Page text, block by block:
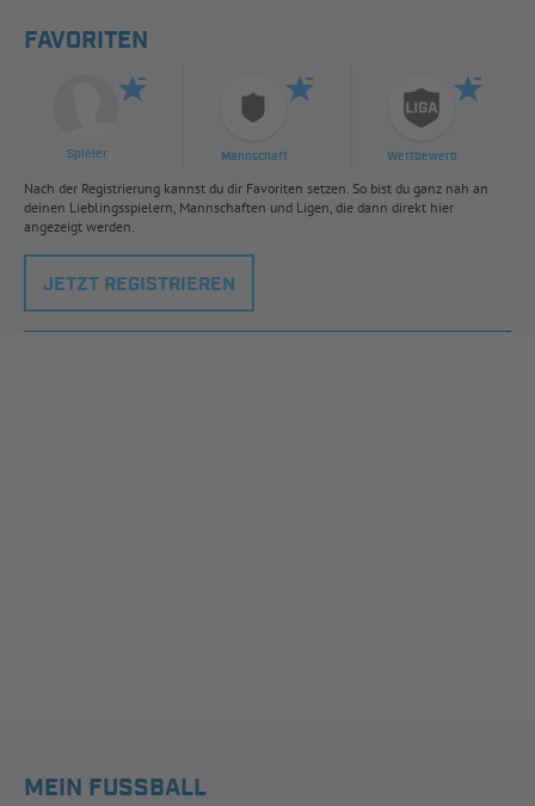
FAVORITEN
Spieler Mannschaft Wettbewerb
Nach der Registrierung kannst du dir Favoriten setzen. So bist du ganz nah an
deinen Lieblingsspielern, Mannschaften und Ligen, die dann direkt hier
angezeigt werden.
JETZT REGISTRIEREN
MEIN FUSSBALL